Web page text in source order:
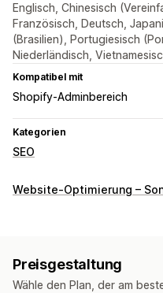
Englisch, Chinesisch
Französisch, Deutsch,
(Brasilien), Portugiesisch
Niederländisch,
Kompatibel mit
Shopify-Adminbereich
Kategorien
SEO
Website-Optimierung –
Preisgestaltung
Wähle den Plan, der am